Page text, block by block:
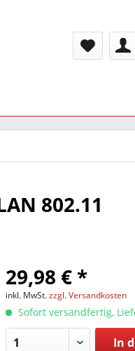
802.11
29,98 € *
inkl. MwSt.zzgl. Versandkosten
Sofort versandfertig,
In